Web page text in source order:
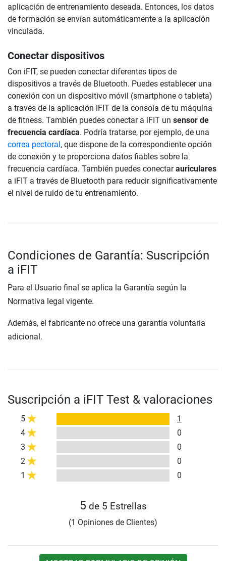
aplicación de entrenamiento deseada. Entonces, los datos
de formación se envían automáticamente a la aplicación
vinculada.
Conectar dispositivos
Con iFIT, se pueden conectar diferentes tipos de
dispositivos a través de Bluetooth. Puedes establecer una
conexión con un dispositivo móvil (smartphone o tableta)
a través de la aplicación iFIT de la consola de tu máquina
de fitness. También puedes conectar a iFIT un sensor de
frecuencia cardíaca. Podría tratarse, por ejemplo, de una
correa pectoral, que dispone de la correspondiente opción
de conexión y te proporciona datos fiables sobre la
frecuencia cardíaca. También puedes conectarauriculares
a iFIT a través de Bluetooth para reducir significativamente
el nivel de ruido de tu entrenamiento.
Condiciones de Garantía: Suscripción
a iFIT
Para el Usuario final se aplica la Garantía según la
Normativa legal vigente.
Además, el fabricante no ofrece una garantía voluntaria
adicional.
Suscripción a iFIT Test & valoraciones
5
1
4
0
3
0
2
0
1
0
5 de 5 Estrellas
(1 Opiniones de Clientes)